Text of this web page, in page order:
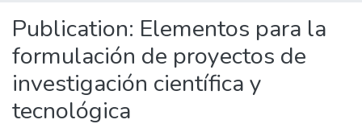
Publication: Elementos para la
formulación de proyectos de
investigación científica y
tecnológica